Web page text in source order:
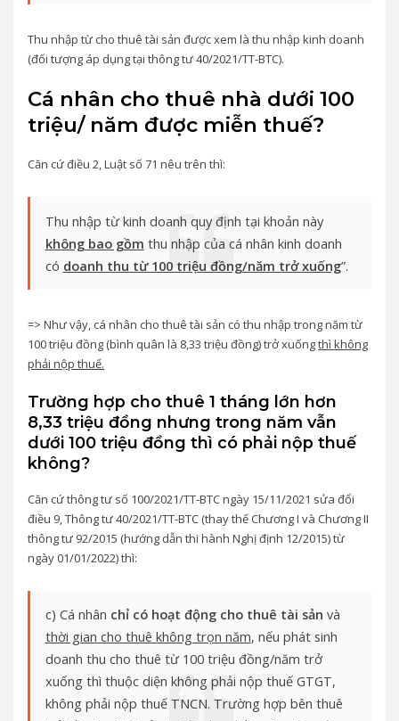
Thu nhập từ cho thuê tài sản được xem là thu nhập kinh doanh
(đối tượng áp dụng tại thông tư 40/2021/TT-BTC).
Cá nhân cho thuê nhà dưới 100
triệu/ năm được miễn thuế?
Căn cứ điều 2, Luật số 71 nêu trên thì:
Thu nhập từ kinh doanh quy định tại khoản này
không bao gồm thu nhập của cá nhân kinh doanh
có doanh thu từ 100 triệu đồng/năm trở xuống”.
=> Như vậy, cá nhân cho thuê tài sản có thu nhập trong năm từ
100 triệu đồng (bình quân là 8,33 triệu đồng) trở xuốngthì không
phải nộp thuế.
Trường hợp cho thuê 1 tháng lớn hơn
8,33 triệu đồng nhưng trong năm vẫn
dưới 100 triệu đồng thì có phải nộp thuế
không?
Căn cứ thông tư số 100/2021/TT-BTC ngày 15/11/2021 sửa đổi
điều 9,Thông tư 40/2021/TT-BTC (thay thế Chương I và Chương II
thông tư 92/2015 (hướng dẫn thi hành Nghị định 12/2015) từ
ngày 01/01/2022) thì:
c) Cá nhân chỉ có hoạt động cho thuê tài sản và
thời gian cho thuê không trọn năm, nếu phát sinh
doanh thu cho thuê từ 100 triệu đồng/năm trở
xuống thì thuộc diện không phải nộp thuế GTGT,
không phải nộp thuế TNCN. Trường hợp bên thuê